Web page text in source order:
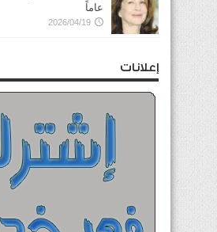
عاماً
2026/04/19
إعلانات